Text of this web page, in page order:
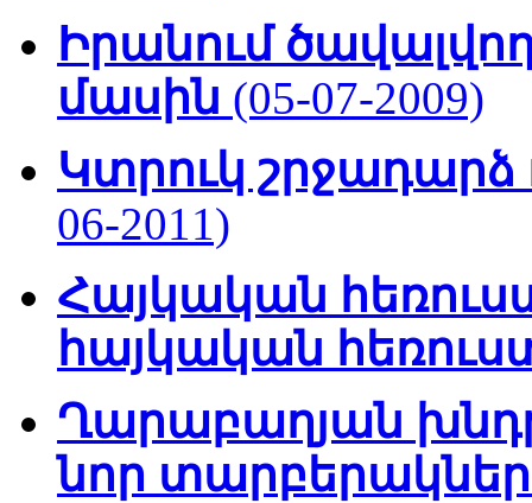
Իրանում
մասին (05-07-2009)
Կտրուկ շրջադարձ
06-2011)
Հայկական
հայկական
Ղարաբաղյան
նոր